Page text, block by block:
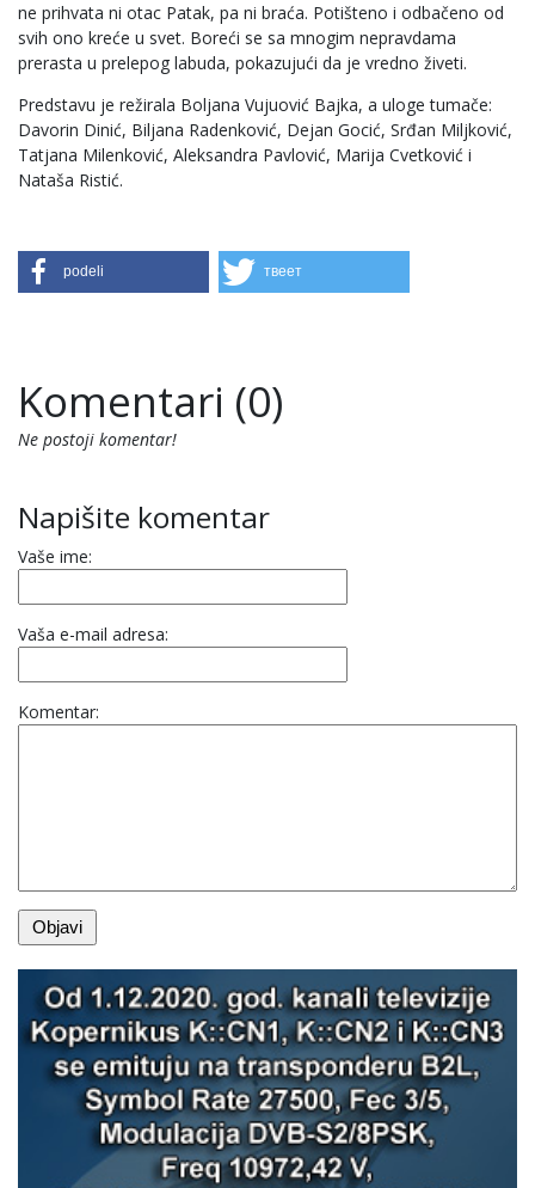
ne prihvata ni otac Patak, pa ni braća. Potišteno i odbačeno od
svih ono kreće u svet. Boreći se sa mnogim nepravdama
prerasta u prelepog labuda, pokazujući da je vredno živeti.
Predstavu je režirala Boljana Vujuović Bajka, a uloge tumače:
Davorin Dinić, Biljana Radenković, Dejan Gocić, Srđan Miljković,
Tatjana Milenković, Aleksandra Pavlović, Marija Cvetković i
Nataša Ristić.
podeli твеет
Komentari (0)
Ne postoji komentar!
Napišite komentar
Vaše ime:
Vaša e-mail adresa:
Komentar: